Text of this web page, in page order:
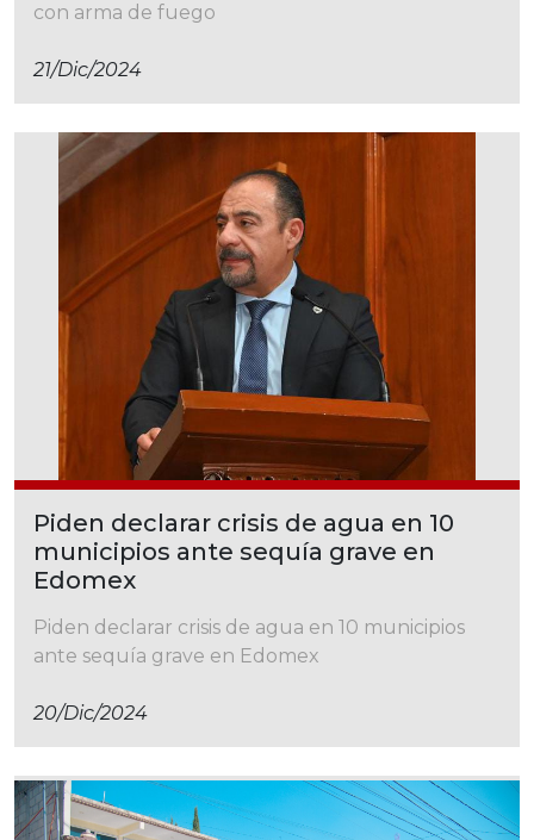
con arma de fuego
21/dic/2024
Piden declarar crisis de agua en 10
municipios ante sequía grave en
Edomex
Piden declarar crisis de agua en 10 municipios
ante sequía grave en Edomex
20/dic/2024